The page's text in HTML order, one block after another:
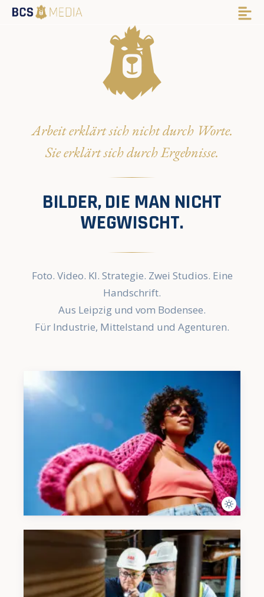
Arbeit erklärt sich nicht durch Worte.
Sie erklärt sich durch Ergebnisse.
BILDER, DIE MAN NICHT
WEGWISCHT.
Foto. Video. KI. Strategie. Zwei Studios. Eine
Handschrift.
Aus Leipzig und vom Bodensee.
Für Industrie, Mittelstand und Agenturen.